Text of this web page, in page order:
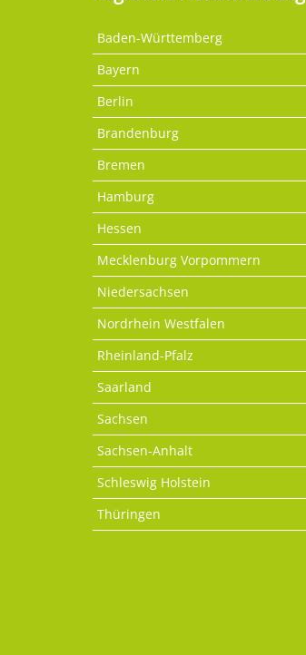
Baden-Württemberg
Bayern
Berlin
Brandenburg
Bremen
Hamburg
Hessen
Mecklenburg Vorpommern
Niedersachsen
Nordrhein Westfalen
Rheinland-Pfalz
Saarland
Sachsen
Sachsen-Anhalt
Schleswig Holstein
Thüringen